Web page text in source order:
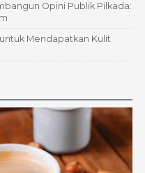
Opini Publik Pilkada:
Mendapatkan Kulit